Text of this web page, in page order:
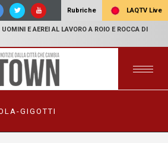
Rubriche LAQTV Live
E AEREI AL LAVORO A ROIO E ROCCA DI
GIGOTTI